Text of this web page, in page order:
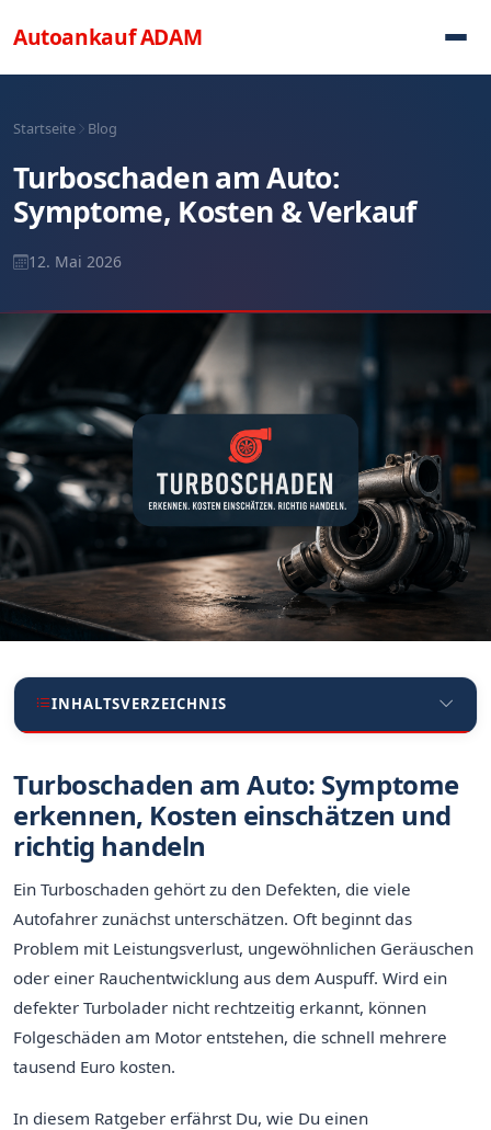
AutoankaufADAM
Startseite Blog
Turboschaden am Auto:
Symptome, Kosten & Verkauf
12. Mai 2026
INHALTSVERZEICHNIS
Turboschaden am Auto: Symptome
erkennen, Kosten einschätzen und
richtig handeln
Ein Turboschaden gehört zu den Defekten, die viele
Autofahrer zunächst unterschätzen. Oft beginnt das
Problem mit Leistungsverlust, ungewöhnlichen Geräuschen
oder einer Rauchentwicklung aus dem Auspuff. Wird ein
defekter Turbolader nicht rechtzeitig erkannt, können
Folgeschäden am Motor entstehen, die schnell mehrere
tausend Euro kosten.
In diesem Ratgeber erfährst Du, wie Du einen